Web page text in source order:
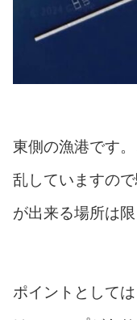
東側の漁港です
乱していますの
が出来る場所は限
ポイントとして